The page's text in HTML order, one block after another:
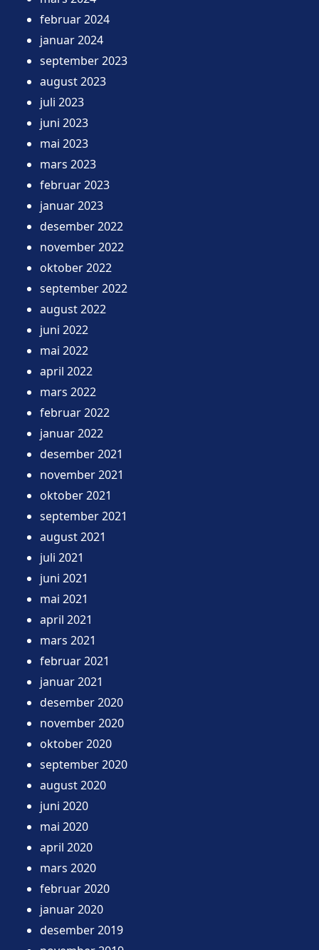
februar 2024
januar 2024
september 2023
august 2023
juli 2023
juni 2023
mai 2023
mars 2023
februar 2023
januar 2023
desember 2022
november 2022
oktober 2022
september 2022
august 2022
juni 2022
mai 2022
april 2022
mars 2022
februar 2022
januar 2022
desember 2021
november 2021
oktober 2021
september 2021
august 2021
juli 2021
juni 2021
mai 2021
april 2021
mars 2021
februar 2021
januar 2021
desember 2020
november 2020
oktober 2020
september 2020
august 2020
juni 2020
mai 2020
april 2020
mars 2020
februar 2020
januar 2020
desember 2019